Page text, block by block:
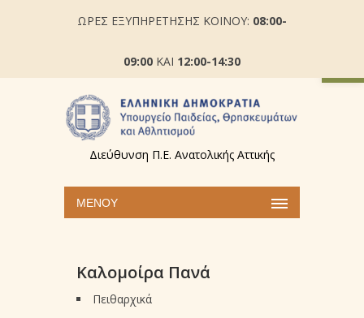
ΩΡΕΣ ΕΞΥΠΗΡΕΤΗΣΗΣ ΚΟΙΝΟΥ: 08:00-
09:00 ΚΑΙ 12:00-14:30
Διεύθυνση Π.Ε. Ανατολικής Αττικής
ΜΕΝΟΎ
Καλομοίρα Πανά
Πειθαρχικά